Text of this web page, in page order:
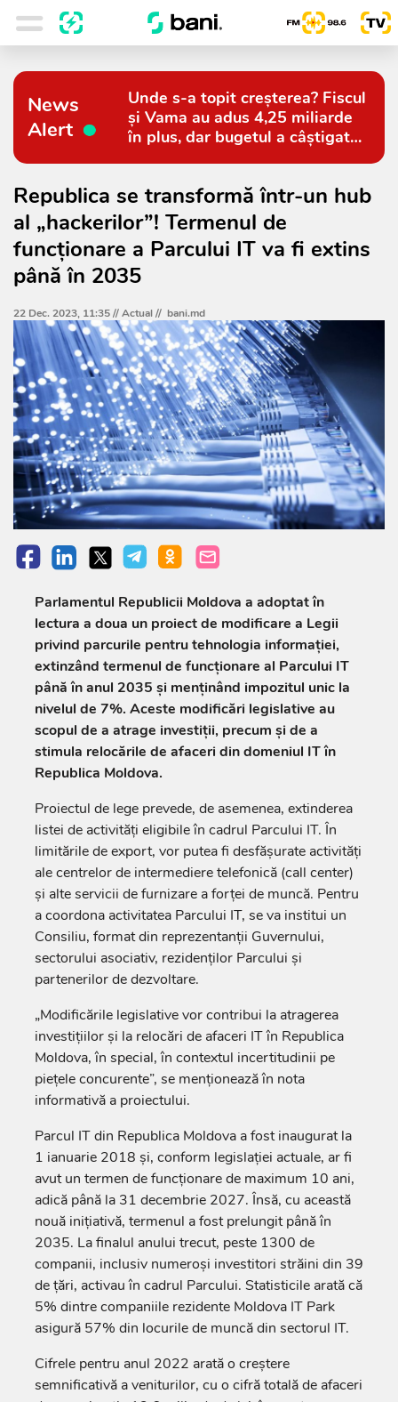
News
Alert
Unde s-a topit creșterea? Fiscul
și Vama au adus 4,25 miliarde
în plus, dar bugetul a câștigat
Republica se transformă într-un hub
al „hackerilor”! Termenul de
funcționare a Parcului IT va fi extins
până în 2035
22 Dec. 2023, 11:35 //Actual// bani.md
Parlamentul Republicii Moldova a adoptat în
lectura a doua un proiect de modificare a Legii
privind parcurile pentru tehnologia informației,
extinzând termenul de funcționare al Parcului IT
până în anul 2035 și menținând impozitul unic la
nivelul de 7%. Aceste modificări legislative au
scopul de a atrage investiții, precum și de a
stimula relocările de afaceri din domeniul IT în
Republica Moldova.
Proiectul de lege prevede, de asemenea, extinderea
listei de activități eligibile în cadrul Parcului IT. În
limitările de export, vor putea fi desfășurate activități
ale centrelor de intermediere telefonică (call center)
și alte servicii de furnizare a forței de muncă. Pentru
a coordona activitatea Parcului IT, se va institui un
Consiliu, format din reprezentanții Guvernului,
sectorului asociativ, rezidenților Parcului și
partenerilor de dezvoltare.
„Modificările legislative vor contribui la atragerea
investițiilor și la relocări de afaceri IT în Republica
Moldova, în special, în contextul incertitudinii pe
piețele concurente”, se menționează în nota
informativă a proiectului.
Parcul IT din Republica Moldova a fost inaugurat la
1 ianuarie 2018 și, conform legislației actuale, ar fi
avut un termen de funcționare de maximum 10 ani,
adică până la 31 decembrie 2027. Însă, cu această
nouă inițiativă, termenul a fost prelungit până în
2035. La finalul anului trecut, peste 1300 de
companii, inclusiv numeroși investitori străini din 39
de țări, activau în cadrul Parcului. Statisticile arată că
5% dintre companiile rezidente Moldova IT Park
asigură 57% din locurile de muncă din sectorul IT.
Cifrele pentru anul 2022 arată o creștere
semnificativă a veniturilor, cu o cifră totală de afaceri